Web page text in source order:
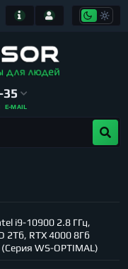
35
E-MAIL
i9-10900 2.8 ГГц,
2Тб, RTX 4000 8Гб
WS-OPTIMAL)